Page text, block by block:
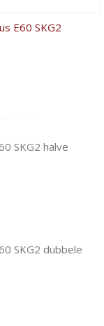
E60 SKG2
SKG2 halve
SKG2 dubbele